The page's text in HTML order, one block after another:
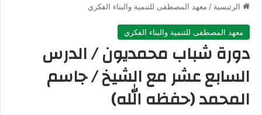
الرئيسية / معهد المصطفى للتنمية والبناء الفكري
معهد المصطفى للتنمية والبناء الفكري
دورة شباب محمديون / الدرس
السابع عشر مع الشيخ / جاسم
المحمد (حفظه الله)